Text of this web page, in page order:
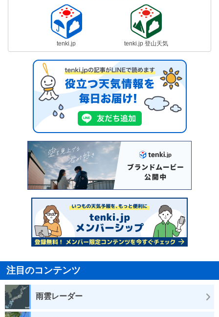
tenki.jp tenki.jp 登山天気
注目のコンテンツ
雨雲レーダー